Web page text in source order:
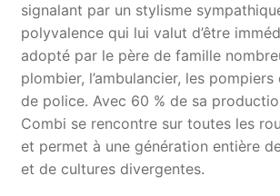
signalant par un stylisme
polyvalence qui lui valut d’être
adopté par le père de famille
plombier, l’ambulancier, les
de police. Avec 60 % de sa
Combi se rencontre sur toutes les
et permet à une génération entière
et de cultures divergentes.